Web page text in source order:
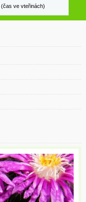
(čas ve vteřinách)